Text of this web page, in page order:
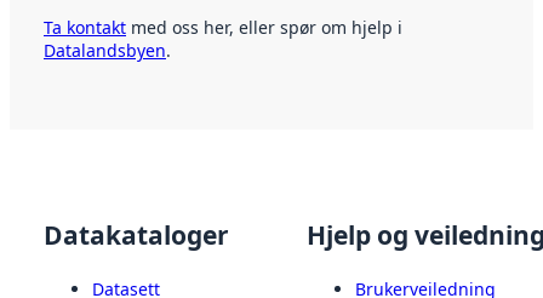
Ta kontakt med oss her, eller spør om hjelp i
Datalandsbyen.
Datakataloger
Datasett
Hjelp og
Brukerveiledning